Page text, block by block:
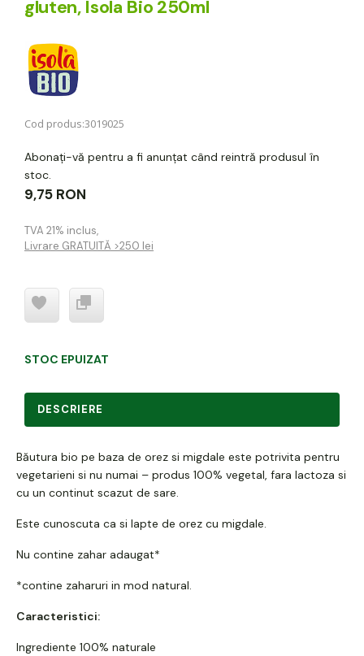
gluten, Isola Bio 250ml
Cod produs:3019025
Abonați-vă pentru a fi anunțat când reintră produsul în
stoc.
9,75 RON
TVA 21% inclus,
Livrare GRATUITĂ >250 lei
STOC EPUIZAT
DESCRIERE
Băutura bio pe baza de orez si migdale este potrivita pentru
vegetarieni si nu numai – produs 100% vegetal, fara lactoza si
cu un continut scazut de sare.
Este cunoscuta ca si lapte de orez cu migdale.
Nu contine zahar adaugat*
*contine zaharuri in mod natural.
Caracteristici:
Ingrediente 100% naturale